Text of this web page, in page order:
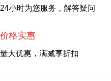
24小时为您服务，解答疑问
价格实惠
量大优惠，满减享折扣